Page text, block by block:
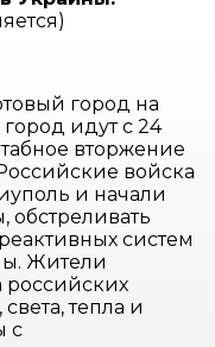
город на
идут с 24
вторжение
войска
и начали
обстреливать
систем
Жители
российских
тепла и
с